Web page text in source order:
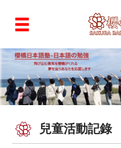
兒童活動記錄